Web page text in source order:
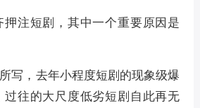
注短剧，其中一个重要原因是
写，去年小程度短剧的现象级爆
往的大尺度低劣短剧自此再无